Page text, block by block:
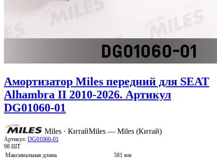
Амортизатор Miles передний для SEAT
Alhambra II 2010-2026. Артикул
DG01060-01
Miles · КитайMiles — Miles (Китай)
Артикул: DG01060-01
98 ШТ
Максимальная длина
581 мм